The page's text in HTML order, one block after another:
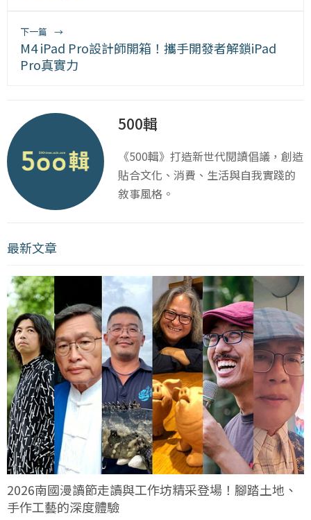
下一篇 →
M4 iPad Pro設計師開箱！攜手開發者解鎖iPad
Pro真實力
500輯
《500輯》打造新世代閱讀倡議，創造
貼合文化、消費、生活與自我實踐的
敘事風格。
最新文章
2026南國漫讀節走讀與工作坊精采登場！腳踏土地、
手作工藝的深度體驗